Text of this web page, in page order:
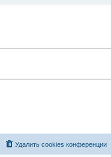
Удалить cookies конференции